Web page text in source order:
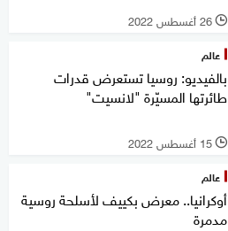
l 26 أغسطس 2022
عالم
بالفيديو: روسيا تستعرض قدرات
طائرتها المسيّرة "لانسيت"
l 15 أغسطس 2022
عالم
أوكرانيا.. معرض بكييف لأسلحة روسية
مدمرة